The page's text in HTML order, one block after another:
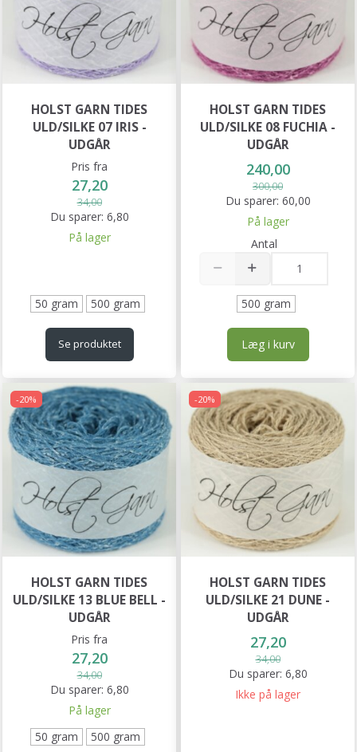
HOLST GARN TIDES
ULD/SILKE 07 IRIS -
UDGÅR
Pris fra
27,20
34,00
Du sparer: 6,80
På lager
50 gram 500 gram
Se produktet
HOLST GARN TIDES
ULD/SILKE 08 FUCHIA -
UDGÅR
240,00
300,00
Du sparer: 60,00
På lager
Antal
500 gram
Læg i kurv
-20%
HOLST GARN TIDES
ULD/SILKE 13 BLUE BELL -
UDGÅR
Pris fra
27,20
34,00
Du sparer: 6,80
På lager
50 gram
500 gram
-20%
HOLST GARN TIDES
ULD/SILKE 21 DUNE -
UDGÅR
27,20
34,00
Du sparer: 6,80
Ikke på lager